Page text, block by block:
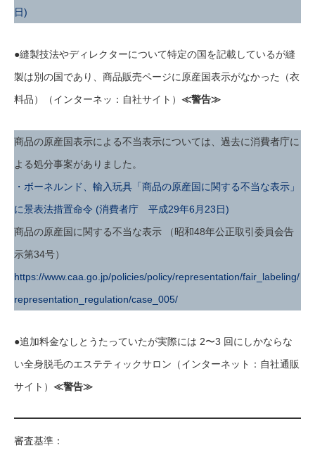
日)
●縫製技法やディレクターについて特定の国を記載しているが縫
製は別の国であり、商品販売ページに原産国表示がなかった（衣
料品）（インターネッ：自社サイト） ≪警告≫
商品の原産国表示による不当表示については、過去に消費者庁に
よる処分事案がありました。
・ボーネルンド、輸入玩具「商品の原産国に関する不当な表示」
に景表法措置命令 (消費者庁 平成29年6月23日)
商品の原産国に関する不当な表示 （昭和48年公正取引委員会告
示第34号）
https://www.caa.go.jp/policies/policy/representation/fair_labeling/
representation_regulation/case_005/
●追加料金なしとうたっていたが実際には 2〜3 回にしかならな
い全身脱毛のエステティックサロン（インターネット：自社通販
サイト） ≪警告≫
審査基準：